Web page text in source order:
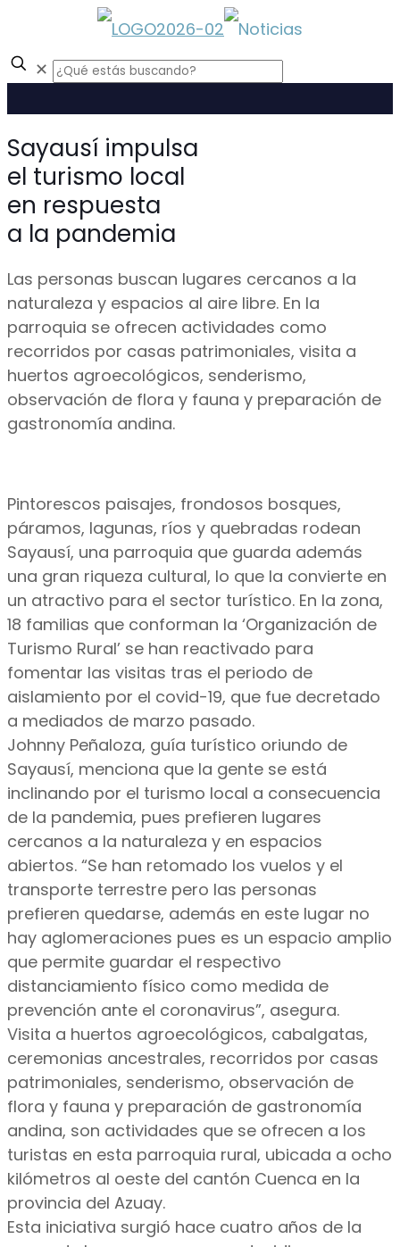
✕
Sayausí impulsa
el turismo local
en respuesta
a la pandemia
Las personas buscan lugares cercanos a la
naturaleza y espacios al aire libre. En la
parroquia se ofrecen actividades como
recorridos por casas patrimoniales, visita a
huertos agroecológicos, senderismo,
observación de flora y fauna y preparación de
gastronomía andina.
Pintorescos paisajes, frondosos bosques,
páramos, lagunas, ríos y quebradas rodean
Sayausí, una parroquia que guarda además
una gran riqueza cultural, lo que la convierte en
un atractivo para el sector turístico. En la zona,
18 familias que conforman la ‘Organización de
Turismo Rural’ se han reactivado para
fomentar las visitas tras el periodo de
aislamiento por el covid-19, que fue decretado
a mediados de marzo pasado.
Johnny Peñaloza, guía turístico oriundo de
Sayausí, menciona que la gente se está
inclinando por el turismo local a consecuencia
de la pandemia, pues prefieren lugares
cercanos a la naturaleza y en espacios
abiertos. “Se han retomado los vuelos y el
transporte terrestre pero las personas
prefieren quedarse, además en este lugar no
hay aglomeraciones pues es un espacio amplio
que permite guardar el respectivo
distanciamiento físico como medida de
prevención ante el coronavirus”, asegura.
Visita a huertos agroecológicos, cabalgatas,
ceremonias ancestrales, recorridos por casas
patrimoniales, senderismo, observación de
flora y fauna y preparación de gastronomía
andina, son actividades que se ofrecen a los
turistas en esta parroquia rural, ubicada a ocho
kilómetros al oeste del cantón Cuenca en la
provincia del Azuay.
Esta iniciativa surgió hace cuatro años de la